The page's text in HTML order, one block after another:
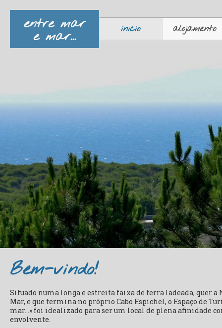
entre mar
e mar... início alojamento
Bem-vindo!
Situado numa longa e estreita faixa de terra ladeada, quer a
Mar, e que termina no próprio Cabo Espichel, o Espaço de
mar…» foi idealizado para ser um local de plena afinidade
envolvente.